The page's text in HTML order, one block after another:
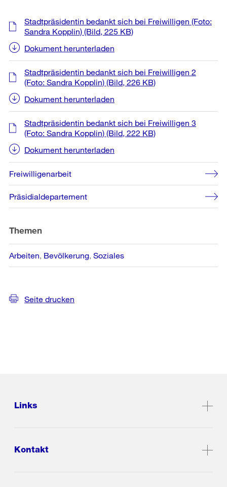
Weitere
Informationen
Stadtpräsidentin bedankt sich bei Freiwilligen (Foto:
Sandra Kopplin) (Bild, 225 KB)
Dokument herunterladen
Stadtpräsidentin bedankt sich bei Freiwilligen 2
(Foto: Sandra Kopplin) (Bild, 226 KB)
Dokument herunterladen
Stadtpräsidentin bedankt sich bei Freiwilligen 3
(Foto: Sandra Kopplin) (Bild, 222 KB)
Dokument herunterladen
Freiwilligenarbeit
Präsidialdepartement
Themen
Arbeiten Bevölkerung Soziales
Seite drucken
Links
Kontakt